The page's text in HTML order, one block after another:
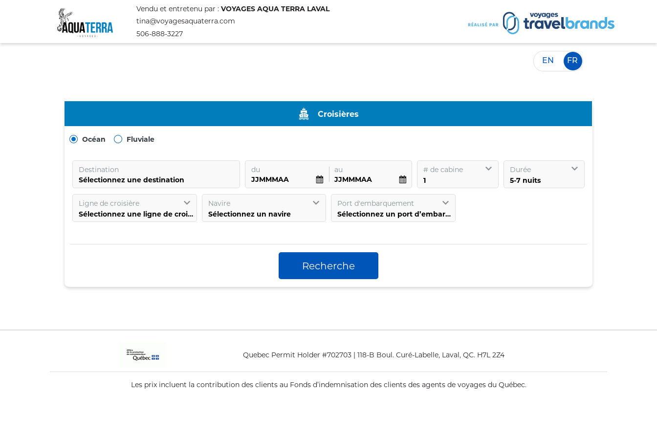
Vendu et entretenu par : VOYAGES AQUA TERRA LAVAL
tina@voyagesaquaterra.com
506-888-3227
EN FR
Croisières
Océan Fluviale
Destination
Sélectionnez une destination
du au #de cabine Durée
Ligne de croisière
Sélectionnez une ligne de croisière
Navire
Sélectionnez un navire
Port d'embarquement
Sélectionnez un port d’embarquement
Recherche
Quebec Permit Holder #702703 | 118-B Boul. Curé-Labelle, Laval, QC. H7L 2Z4
Les prix incluent la contribution des clients au Fonds d’indemnisation des clients des agents de voyages du Québec.